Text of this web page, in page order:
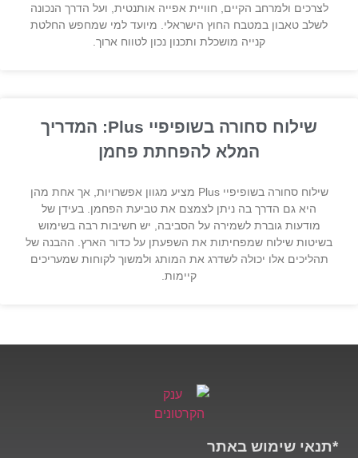
לצרכים ולמרחב הקיים, חוויית אפייה אותנטית, ועל הדרך הנכונה
לשלב טאבון במטבח החוץ הישראלי. מיועד למי שמחפש החלטת
קנייה מושכלת ותכנון נכון לטווח ארוך.
שילוח סחורה בשופיפיי Plus: המדריך
המלא להפחתת פחמן
שילוח סחורה בשופיפיי Plus מציע מגוון אפשרויות, אך אחת מהן
היא גם הדרך בה ניתן לצמצם את טביעת הפחמן. בעידן של
מודעות גוברת לשמירה על הסביבה, יש חשיבות רבה בשימוש
בשיטות שילוח שמפחיתות את השפעתן על כדור הארץ. ההבנה של
תהליכים אלו יכולה לשדרג את המותג ולמשוך לקוחות שמעריכים
קיימות.
*תנאי שימוש באתר